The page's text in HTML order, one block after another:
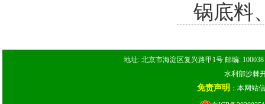
锅底料
地址: 北京市海淀区复兴路甲1号 邮编:
水利部沙棘
免责声明 ：本网站